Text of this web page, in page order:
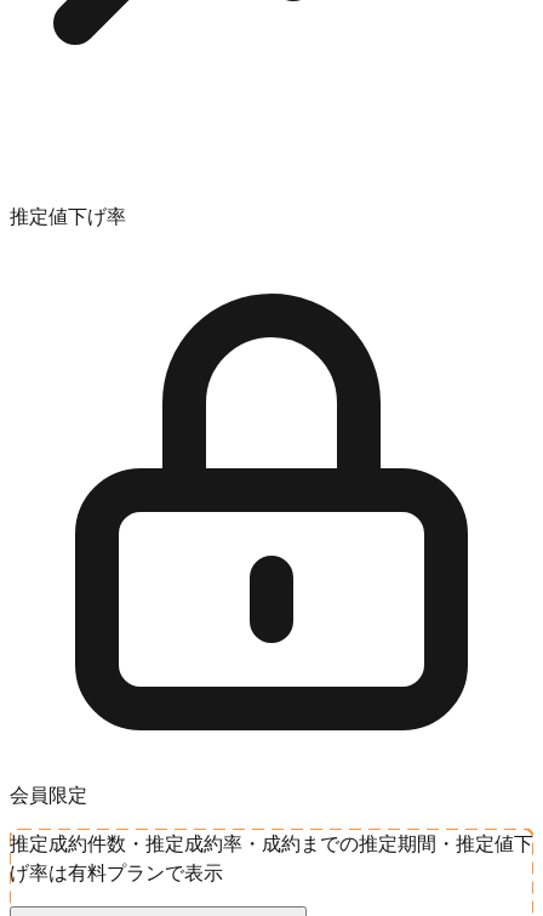
推定値下げ率
会員限定
推定成約件数・推定成約率・成約までの推定期間・推定値下
げ率は有料プランで表示